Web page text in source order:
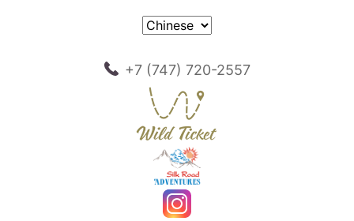
+7 (747) 720-2557